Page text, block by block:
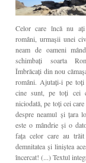
Celor care încă nu
români, urmaşii unei
neam de oameni
schimbaţi soarta
Îmbrăcaţi din nou
români. Ajutaţi-i pe
cine sunt, pe toţi cei
niciodată, pe toţi cei
despre neamul şi ţara
este o mândrie şi o
faţa celor care au
demnitatea şi liniştea
încercat! (...) Textul